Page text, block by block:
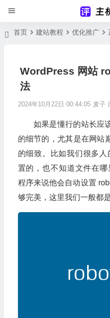
首页 建站教程 优化推广
WordPress 网站
法
2024年10月22日 00:44:05 麦子
如果是懂行的站长应
的细节的，尤其是在网站
的细致。比如我们很多人
置的，也不知道文件在
程序来说他会自动设置
够完美，这里我们一般都